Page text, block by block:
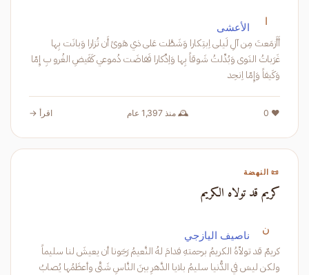
ا الأعشى
أَأَزمَعتَ مِن آلِ لَيلى اِبتِكارا وَشَطَّت عَلى ذي هَوىً أَن تُزارا وَبانَت بِها
غَرَباتُ النَوى وَبُدِّلتُ شَوقاً بِها وَاِدِّكارا فَفاضَت دُموعي كَفَيضِ الغُرو بِ إِمّا
وَكَيفاً وَإِمّا اِنحِد
❤️ 0 🕰️ منذ 1,397 عام اقرأ →
📜 النهضة
كريم قد تولاه الكريم
ن ناصيف اليازجي
كريمٌ قد تولاّهُ الكريمُ برحمتهِ فدامَ لهُ النَّعيمُ رَجَونا أن يعيشَ لنا سليماً
ولكن ليسَ في الدُّنيا سليمُ بلايا الدَّهرِ بينَ النَّاسِ شَتَّى وأعظَمُها يُصابُ